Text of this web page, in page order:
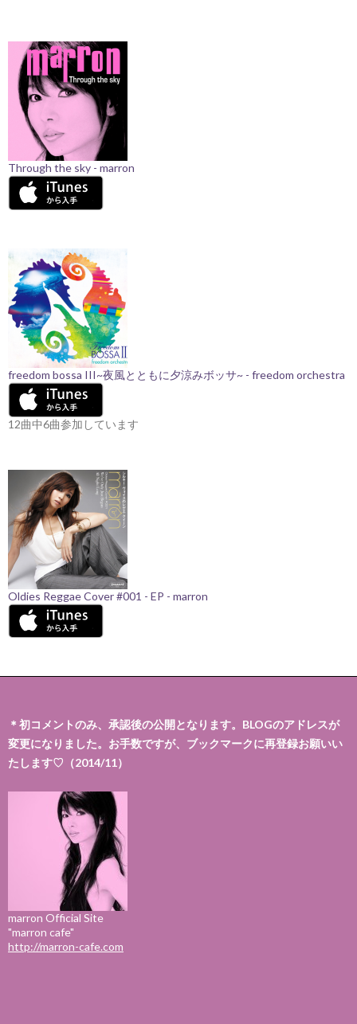
Through the sky - marron
freedom bossa III~夜風とともに夕涼みボッサ~ - freedom orchestra
12曲中6曲参加しています
Oldies Reggae Cover #001 - EP - marron
＊初コメントのみ、承認後の公開となります。BLOGのアドレスが
変更になりました。お手数ですが、ブックマークに再登録お願いい
たします♡（2014/11）
marron Official Site
"marron cafe"
http://marron-cafe.com